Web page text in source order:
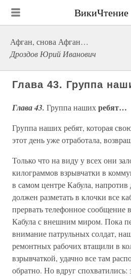
ВикиЧтение
Афган, снова Афган…
Дроздов Юрий Иванович
Глава 43. Группа
Глава 43. Группа нашихребят…
Группа наших ребят, которая
этот день уже отработала,
Только что на виду у всех они
килограммов взрывчатки в
в самом центре Кабула,
должен разметать в клочки все
прервать телефонное сообщение
Кабула с внешним миром. Пока
внимание патрульных солдат,
ремонтных рабочих втащили в
взрывчаткой, удачно все там
обратно. Но вдруг спохватились: